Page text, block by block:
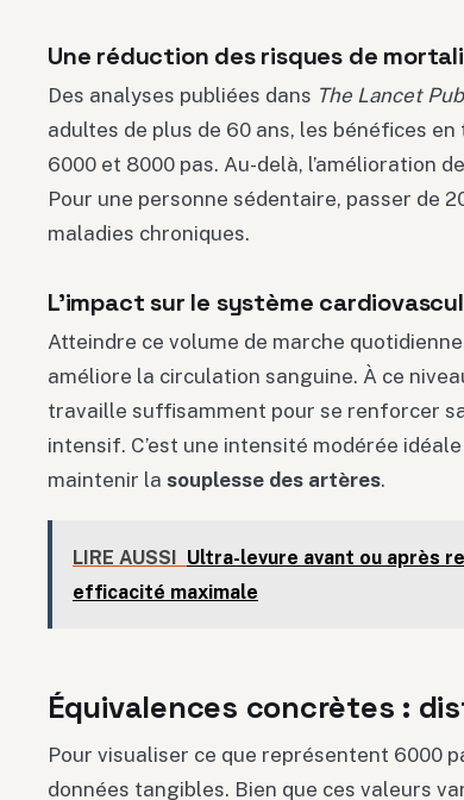
Une réduction des risques de
Des analyses publiées dans The Lancet
adultes de plus de 60 ans, les bénéfices
6000 et 8000 pas. Au-delà, l’amélioration
Pour une personne sédentaire, passer de
maladies chroniques.
L’impact sur le système
Atteindre ce volume de marche
améliore la circulation sanguine. À ce
travaille suffisamment pour se renforcer
intensif. C’est une intensité modérée
maintenir la souplesse des artères.
LIRE AUSSI Ultra-levure avant ou après
efficacité maximale
Équivalences concrètes :
Pour visualiser ce que représentent 6000
données tangibles. Bien que ces valeurs